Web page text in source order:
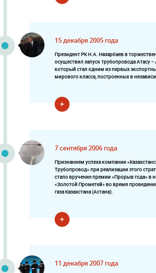
15 декабря 2005 года
Президент РК Н.А. Назарбаев в
осуществил запуск трубопровода Атасу
который стал одним из первых
мирового класса, построенных в
7 сентября 2006 года
Признанием успеха компании
Трубопровод» при реализации этого
стало вручение премии «Прорыв года» в
«Золотой Прометей» во время
газа Казахстана (Астана).
11 декабря 2007 года